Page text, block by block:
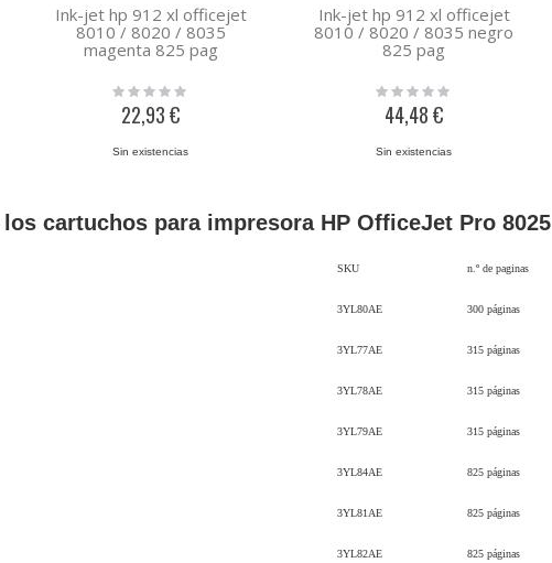
Ink-jet hp 912 xl officejet
8010 / 8020 / 8035
magenta 825 pag
Rating:
22,93 €
Sin existencias
Ink-jet hp 912 xl officejet
8010 / 8020 / 8035 negro
825 pag
Rating:
44,48 €
Sin existencias
cartuchos para impresora HP OfficeJet Pro 8025
SKU n.º de paginas
3YL80AE 300 páginas
3YL77AE 315 páginas
3YL78AE 315 páginas
3YL79AE 315 páginas
3YL84AE 825 páginas
3YL81AE 825 páginas
3YL82AE 825 páginas